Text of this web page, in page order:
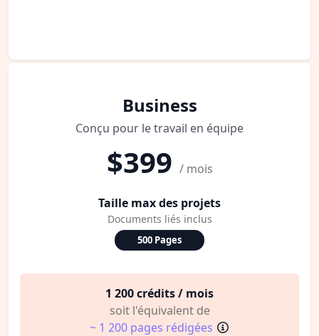
Business
Conçu pour le travail en équipe
$399 / mois
Taille max des projets
Documents liés inclus
500 Pages
1 200 crédits / mois
soit l'équivalent de
~ 1 200 pages rédigées